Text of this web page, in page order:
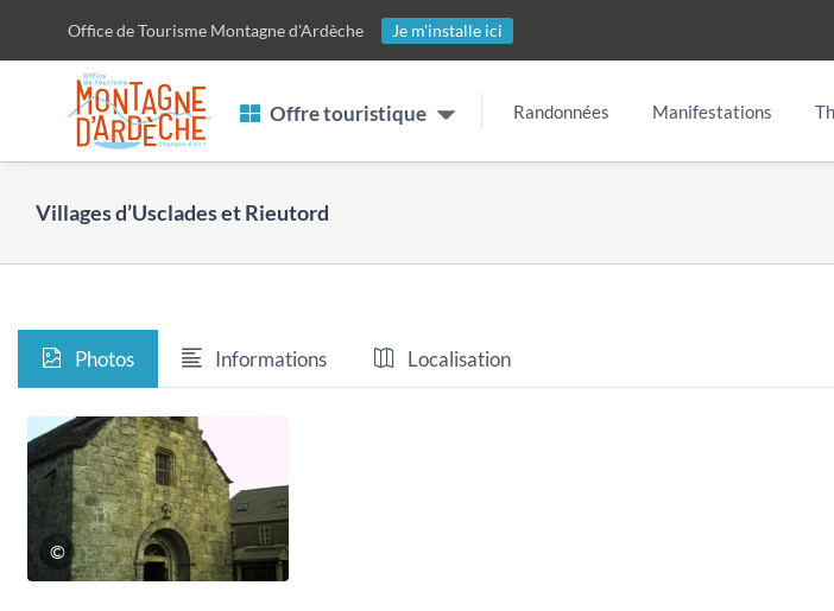
contenu
Office de Tourisme Montagne d'Ardèche Je m'installe ici
Offre touristique Randonnées Manifestations
Villages d’Usclades et Rieutord
Photos Informations Localisation
©